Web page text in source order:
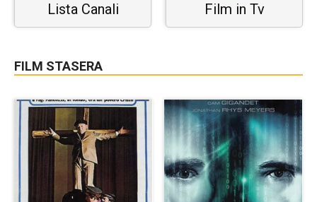
Lista Canali Film in Tv
FILM STASERA